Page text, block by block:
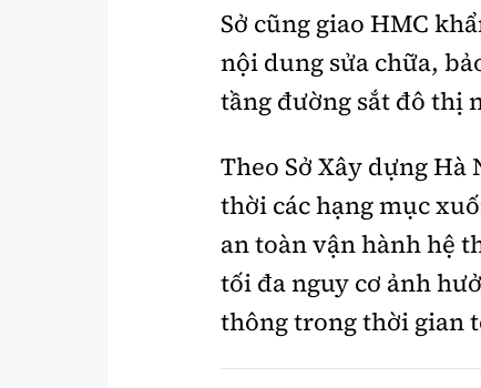
Sở cũng giao HMC
nội dung sửa chữa,
tầng đường sắt đô thị
Theo Sở Xây dựng
thời các hạng mục
an toàn vận hành hệ
tối đa nguy cơ ảnh
thông trong thời gian